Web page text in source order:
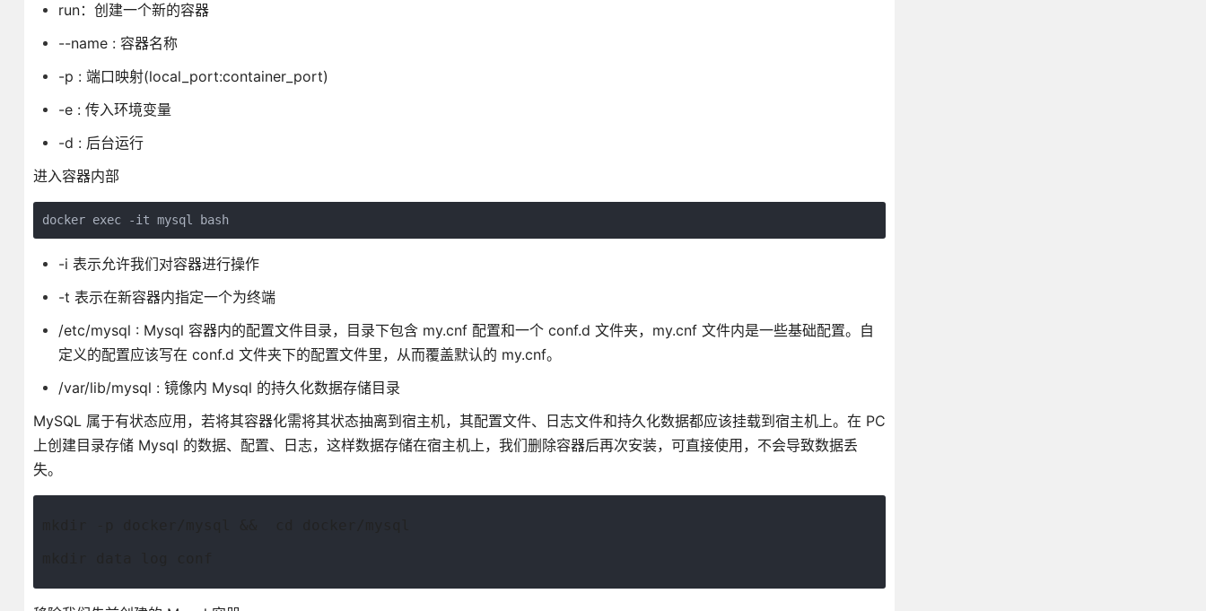
run：创建一个新的容器
--name : 容器名称
-p : 端口映射(local_port:container_port)
-e : 传入环境变量
-d : 后台运行
进入容器内部
docker exec -it mysql bash
-i 表示允许我们对容器进行操作
-t 表示在新容器内指定一个为终端
/etc/mysql : Mysql 容器内的配置文件目录，目录下包含 my.cnf 配置和一个 conf.d 文件夹，my.cnf 文件内是一些基础配置。自
定义的配置应该写在 conf.d 文件夹下的配置文件里，从而覆盖默认的 my.cnf。
/var/lib/mysql : 镜像内 Mysql 的持久化数据存储目录
MySQL 属于有状态应用，若将其容器化需将其状态抽离到宿主机，其配置文件、日志文件和持久化数据都应该挂载到宿主机上。在 PC
上创建目录存储 Mysql 的数据、配置、日志，这样数据存储在宿主机上，我们删除容器后再次安装，可直接使用，不会导致数据丢
失。